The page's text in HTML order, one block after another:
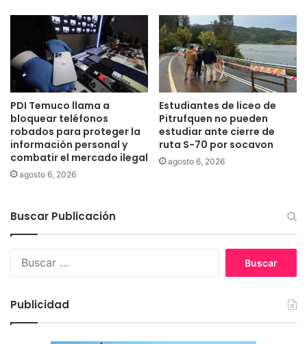
e
r
o
l
o
g
a
n
a
i
a
s
f
r
m
a
d
e
a
p
o
s
o
i
l
PDI Temuco llama a
bloquear teléfonos
robados para proteger la
información personal y
combatir el mercado ilegal
agosto 6, 2026
Estudiantes de liceo de
Pitrufquen no pueden
estudiar ante cierre de
ruta S-70 por socavon
agosto 6, 2026
Buscar Publicación
Publicidad